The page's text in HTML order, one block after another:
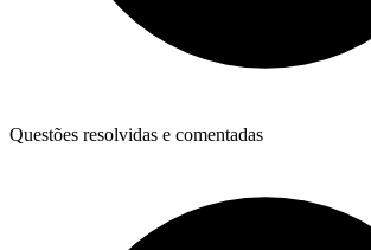
Questões resolvidas e comentadas